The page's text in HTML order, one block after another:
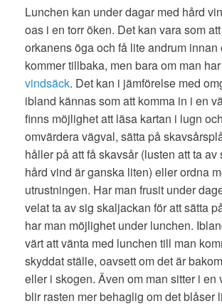
Lunchen kan under dagar med hård
oas i en torr öken. Det kan vara som
orkanens öga och få lite andrum innan
kommer tillbaka, men bara om man
vindsäck. Det kan i jämförelse med
ibland kännas som att komma in i en
finns möjlighet att läsa kartan i lugn
omvärdera vägval, sätta på
håller på att få skavsår (lusten att ta av
hård vind är ganska liten) eller ordna
utrustningen. Har man frusit under
velat ta av sig skaljackan för att sätta
har man möjlighet under lunchen.
värt att vänta med lunchen till man
skyddat ställe, oavsett om det är
eller i skogen. Även om man sitter i en
blir rasten mer behaglig om det blåser